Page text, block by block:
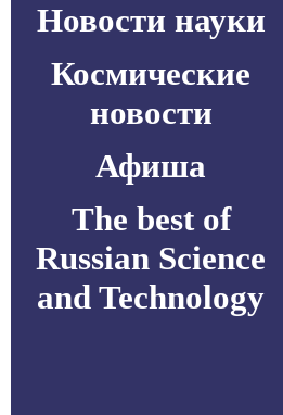
Новости науки
Космические
новости
Афиша
The best of
Russian Science
and Technology